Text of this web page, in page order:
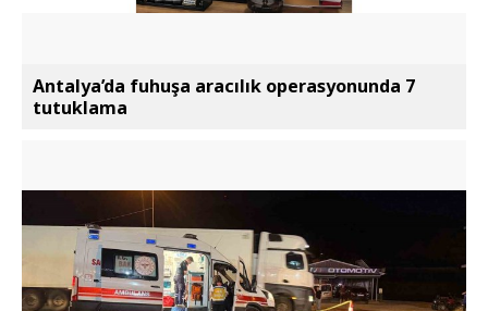
Antalya’da fuhuşa aracılık operasyonunda 7
tutuklama